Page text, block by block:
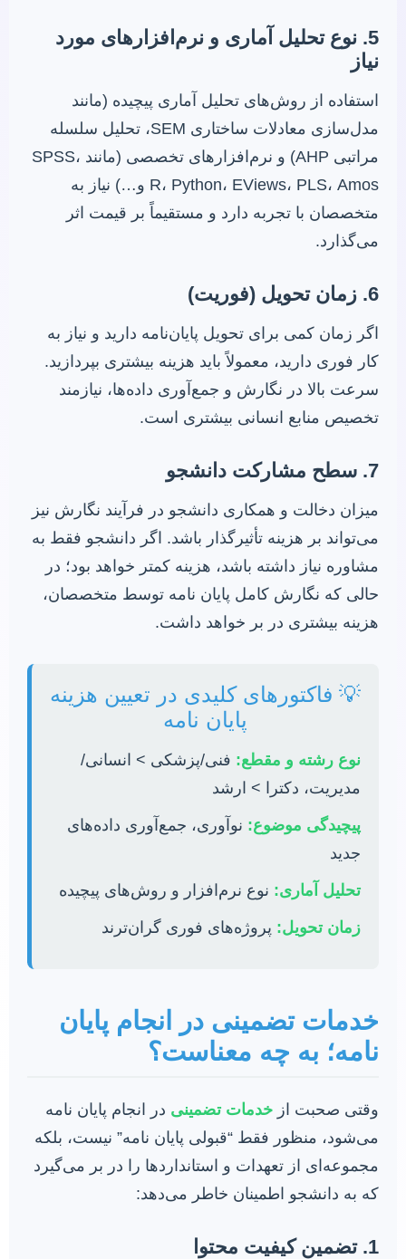
5. نوع تحلیل آماری و نرم‌افزارهای مورد
نیاز
استفاده از روش‌های تحلیل آماری پیچیده (مانند
مدل‌سازی معادلات ساختاری SEM، تحلیل سلسله
مراتبی AHP) و نرم‌افزارهای تخصصی (مانند SPSS،
R، Python، EViews، PLS، Amos و…) نیاز به
متخصصان با تجربه دارد و مستقیماً بر قیمت اثر
می‌گذارد.
6. زمان تحویل (فوریت)
اگر زمان کمی برای تحویل پایان‌نامه دارید و نیاز به
کار فوری دارید، معمولاً باید هزینه بیشتری بپردازید.
سرعت بالا در نگارش و جمع‌آوری داده‌ها، نیازمند
تخصیص منابع انسانی بیشتری است.
7. سطح مشارکت دانشجو
میزان دخالت و همکاری دانشجو در فرآیند نگارش نیز
می‌تواند بر هزینه تأثیرگذار باشد. اگر دانشجو فقط به
مشاوره نیاز داشته باشد، هزینه کمتر خواهد بود؛ در
حالی که نگارش کامل پایان نامه توسط متخصصان،
هزینه بیشتری در بر خواهد داشت.
💡 فاکتورهای کلیدی در تعیین هزینه
پایان نامه
نوع رشته و مقطع: فنی/پزشکی > انسانی/
مدیریت، دکترا > ارشد
پیچیدگی موضوع: نوآوری، جمع‌آوری داده‌های
جدید
تحلیل آماری: نوع نرم‌افزار و روش‌های پیچیده
زمان تحویل: پروژه‌های فوری گران‌ترند
خدمات تضمینی در انجام پایان
نامه؛ به چه معناست؟
وقتی صحبت از خدمات تضمینی در انجام پایان نامه
می‌شود، منظور فقط “قبولی پایان نامه” نیست، بلکه
مجموعه‌ای از تعهدات و استانداردها را در بر می‌گیرد
که به دانشجو اطمینان خاطر می‌دهد:
1. تضمین کیفیت محتوا